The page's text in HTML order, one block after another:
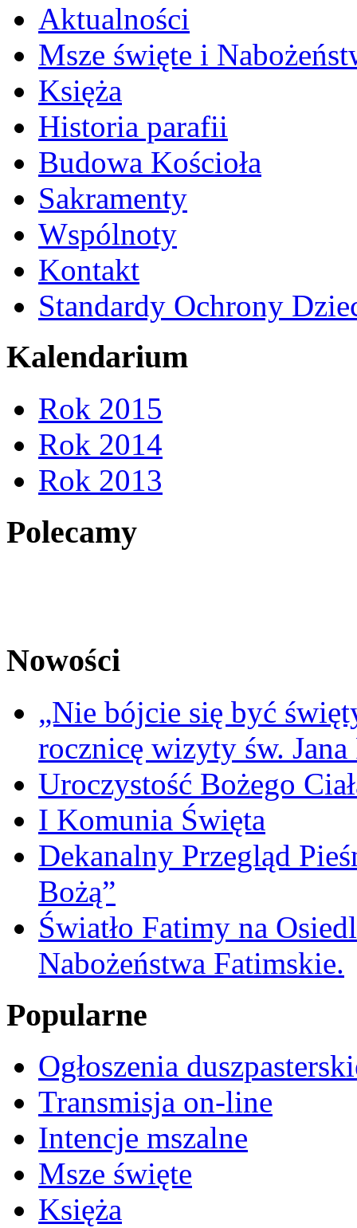
Aktualności
Msze święte i
Księża
Historia parafii
Budowa Kościoła
Sakramenty
Wspólnoty
Kontakt
Standardy Ochrony
Kalendarium
Rok 2015
Rok 2014
Rok 2013
Polecamy
Nowości
„Nie bójcie się być
rocznicę wizyty św.
Uroczystość Bożego
I Komunia Święta
Dekanalny Przegląd
Bożą”
Światło Fatimy na
Nabożeństwa Fatimskie.
Popularne
Ogłoszenia
Transmisja on-line
Intencje mszalne
Msze święte
Księża